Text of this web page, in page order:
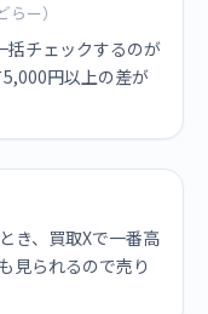
ー）
括チェックするのが
円以上の差が
き、買取Xで一番高
見られるので売り